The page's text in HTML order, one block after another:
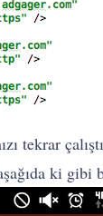
tekrar
ki gibi